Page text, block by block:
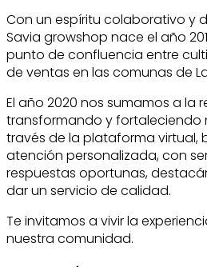
Con un espíritu colaborativo y
Savia growshop nace el año
punto de confluencia entre
de ventas en las comunas de
El año 2020 nos sumamos a la
transformando y fortaleciendo
través de la plataforma virtual,
atención personalizada, con
respuestas oportunas,
dar un servicio de calidad.
Te invitamos a vivir la
nuestra comunidad.